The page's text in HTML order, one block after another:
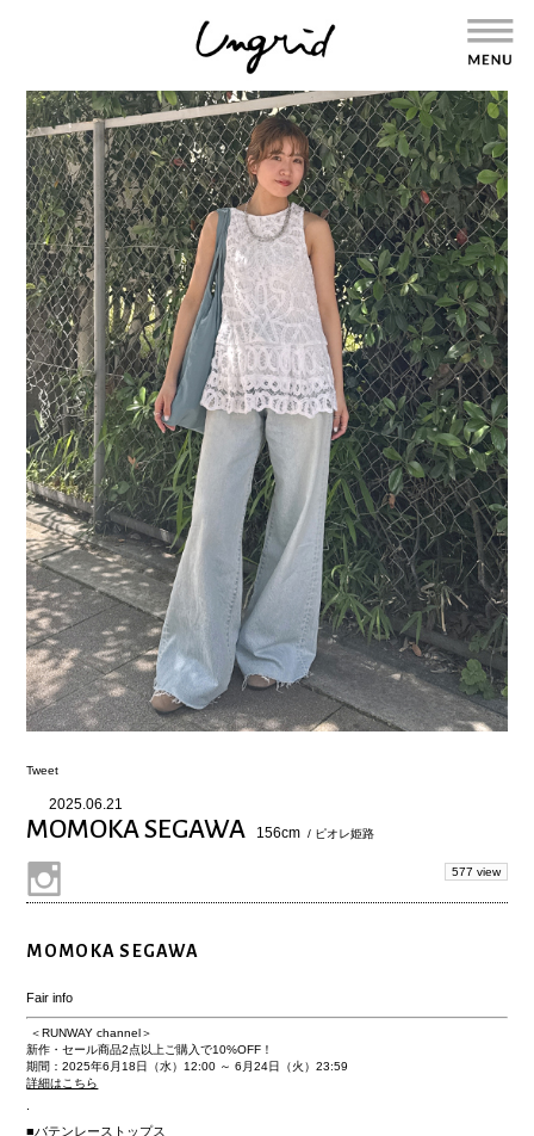
Tweet
2025.06.21
MOMOKA SEGAWA 156cm / ピオレ姫路
577 view
MOMOKA SEGAWA
Fair info
＜RUNWAY channel＞
新作・セール商品2点以上ご購入で10%OFF！
期間：2025年6月18日（水）12:00 ～ 6月24日（火）23:59
詳細はこちら
■バテンレーストップス